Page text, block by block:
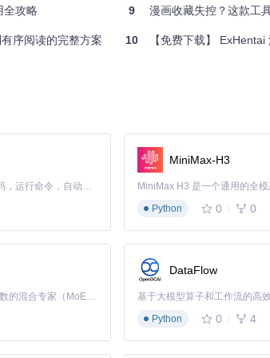
的插件接口接入Elasticsearch实现全文检
自定义主题系统。社区已基于此架构开发出COMIK
漫画管理的标准。其核心价值不仅在于解决当前痛
实现更多创新功能。对于用户而言，系统带来的不
能的管理模式将成为本地内容管理的典范，推动个人
全攻略
序阅读的完整方案
9 漫画收藏失控？这款工
10 【免费下载】
Claude Code 的开源替代方案。连接任意大模型，编辑代码，运行命令，自动验证 — 全自动执行。用 Rust 构建，极致性能。 ｜ An open-source alternative to Claude Code. Connect any LLM, edit code, run commands, and verify changes — autonomously. Built in Rust for speed. Get Started
MiniMax-H3
Python
0 0
Kimi K3 是Kimi能力最强的模型：这是一个拥有 2.8 万亿参数的混合专家（MoE）模型，具备原生视觉理解能力，并支持 100 万 token 的上下文窗口。
DataFlow
基于大模型算子和工作流的高
Python
0 4